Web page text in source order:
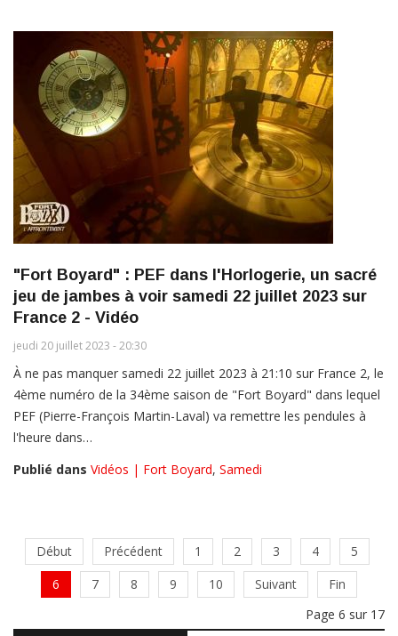
"Fort Boyard" : PEF dans l'Horlogerie, un sacré
jeu de jambes à voir samedi 22 juillet 2023 sur
France 2 - Vidéo
jeudi 20 juillet 2023 - 20:30
À ne pas manquer samedi 22 juillet 2023 à 21:10 sur France 2, le
4ème numéro de la 34ème saison de "Fort Boyard" dans lequel
PEF (Pierre-François Martin-Laval) va remettre les pendules à
l'heure dans…
Publié dans Vidéos | Fort Boyard, Samedi
Début Précédent 1 2 3 4
5
6
7 8 9 10 Suivant
Fin
Page 6 sur 17